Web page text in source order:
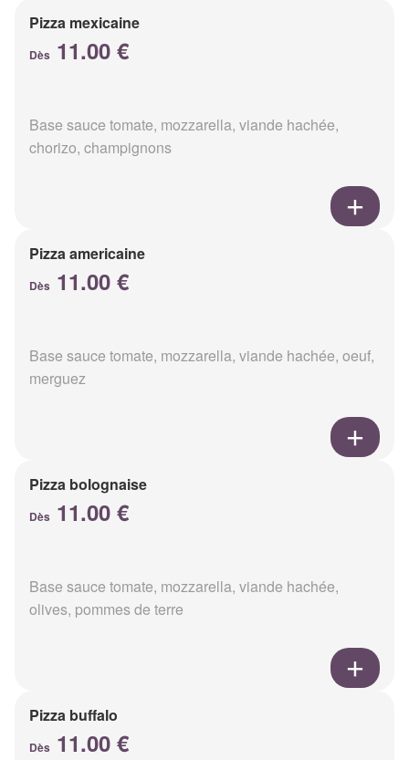
Pizza mexicaine
Dès 11.00 €
Base sauce tomate, mozzarella, viande hachée,
chorizo, champignons
Pizza americaine
Dès 11.00 €
Base sauce tomate, mozzarella, viande hachée, oeuf,
merguez
Pizza bolognaise
Dès 11.00 €
Base sauce tomate, mozzarella, viande hachée,
olives, pommes de terre
Pizza buffalo
Dès 11.00 €